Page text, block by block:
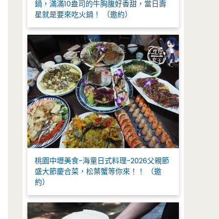
鍋，滿滿10盎司的牛胸腹好香甜，當日壽
星就是要來吃火鍋！ （邀約）
桃園中壢美食-海童日式料理-2026父親節
盛大節慶合菜，松葉蟹等你來！！ （邀
約）